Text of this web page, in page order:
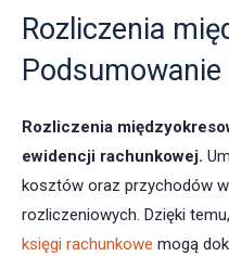
Rozliczenia
Podsumowanie
Rozliczenia
ewidencji rachunkowej.
kosztów oraz przychodów
rozliczeniowych. Dzięki
księgi rachunkowe mogą